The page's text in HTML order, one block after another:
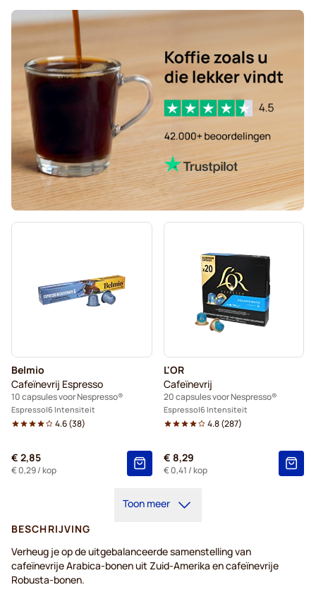
Capsules voor Nespresso®
Gevalia-koffiecapsules voor Nespresso®
Belmio-koffiecapsules voor Nespresso®
Friele-koffiecapsules voor Nespresso®
Garibaldi-koffiecapsules voor Nespresso®
Tonino Lamborghini-koffiecapsules voor Nespresso®
Belmio
Cafeïnevrij Espresso
10 capsules voor Nespresso®
Espresso 6 Intensiteit
4.6(38)
€ 2,85
€ 0,29/ kop
L'OR
Cafeïnevrij
20 capsules voor Nespresso®
Espresso 6 Intensiteit
4.8(287)
€ 8,29
€ 0,41 / kop
Toon meer
BESCHRIJVING
Verheug je op de uitgebalanceerde samenstelling van
cafeïnevrije Arabica-bonen uit Zuid-Amerika en cafeïnevrije
Robusta-bonen.